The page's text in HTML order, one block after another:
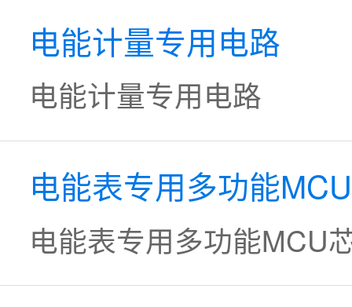
电能计量专用电路
电能计量专用电路
电能表专用多功能
电能表专用多功能MCU